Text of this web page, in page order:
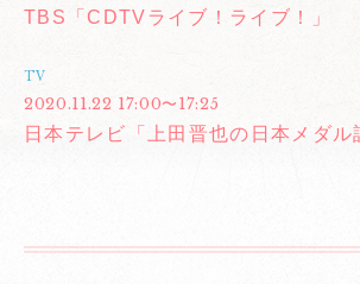
TBS「CDTVライブ！ライブ！」
TV
2020.11.22 17:00〜17:25
日本テレビ「上田晋也の日本メダル